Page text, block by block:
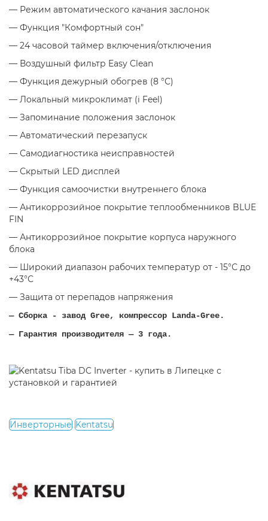
— Режим автоматического качания заслонок
— Функция "Комфортный сон"
— 24 часовой таймер включения/отключения
— Воздушный фильтр Easy Clean
— Функция дежурный обогрев (8 °С)
— Локальный микроклимат (i Feel)
— Запоминание положения заслонок
— Автоматический перезапуск
— Самодиагностика неисправностей
— Скрытый LED дисплей
— Функция самоочистки внутреннего блока
— Антикоррозийное покрытие теплообменников BLUE
FIN
— Антикоррозийное покрытие корпуса наружного
блока
— Широкий диапазон рабочих температур от - 15°С до
+43°С
— Защита от перепадов напряжения
— Сборка - завод Gree, компрессор Landa-Gree.
— Гарантия производителя — 3 года.
Инверторные Kentatsu